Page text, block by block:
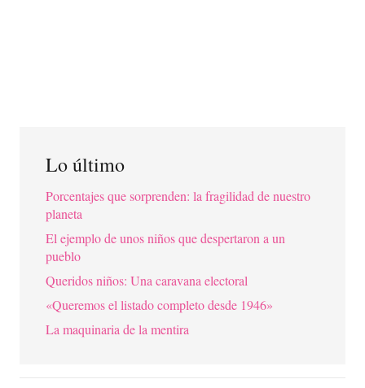
Lo último
Porcentajes que sorprenden: la fragilidad de nuestro
planeta
El ejemplo de unos niños que despertaron a un
pueblo
Queridos niños: Una caravana electoral
«Queremos el listado completo desde 1946»
La maquinaria de la mentira